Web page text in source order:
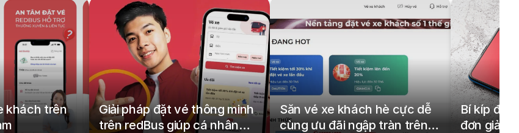
khách trên
Giải pháp đặt vé thông minh
trên redBus giúp cá nhân
Săn vé xe khách hè cực dễ
cùng ưu đãi ngập tràn trên
Bí kíp đặt
đơn giản,